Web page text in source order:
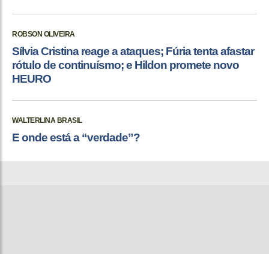
ROBSON OLIVEIRA
Sílvia Cristina reage a ataques; Fúria tenta afastar
rótulo de continuísmo; e Hildon promete novo
HEURO
WALTERLINA BRASIL
E onde está a “verdade”?